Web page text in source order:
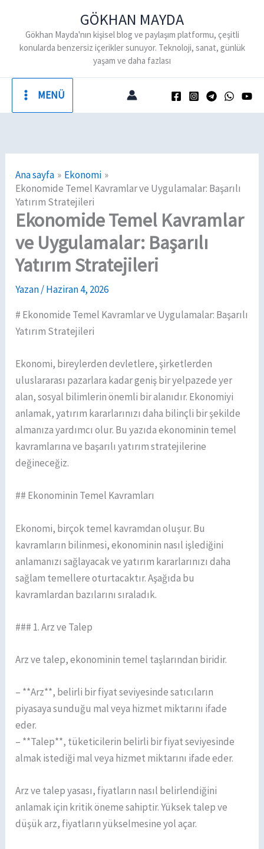
GÖKHAN MAYDA
Gökhan Mayda'nın kişisel blog ve paylaşım platformu, çeşitli
konularda benzersiz içerikler sunuyor. Teknoloji, sanat, günlük
yaşam ve daha fazlası
MENÜ
Ana sayfa
Ekonomi
Ekonomide Temel Kavramlar ve Uygulamalar: Başarılı
Yatırım Stratejileri
Ekonomide Temel Kavramlar
ve Uygulamalar: Başarılı
Yatırım Stratejileri
Yazan/Haziran 4, 2026
# Ekonomide Temel Kavramlar ve Uygulamalar: Başarılı
Yatırım Stratejileri
Ekonomi, bireylerden devletlere, şirketlerden
uluslararası pazarlara kadar geniş bir yelpazede yer
alan, sosyal bilimlerin önemli bir alanıdır. Ekonomiyi
anlamak, yatırım kararlarınızı daha bilinçli bir şekilde
almanıza yardımcı olur. Bu yazıda ekonominin temel
kavramlarına ve başarılı yatırım stratejilerine
değineceğiz.
## Ekonominin Temel Kavramları
Ekonomi, birçok temel kavramdan oluşur. Bu
kavramların bilinmesi, ekonominin nasıl işlediğini
anlamanızı sağlayacak ve yatırım kararlarınızı daha
sağlam temellere oturtacaktır. Aşağıda bu
kavramlardan bazılarını sıraladık.
### 1. Arz ve Talep
Arz ve talep, ekonominin temel taşlarından biridir.
– **Arz**, belirli bir fiyat seviyesinde satıcıların
piyasaya sunduğu mal veya hizmet miktarını ifade
eder.
– **Talep**, tüketicilerin belirli bir fiyat seviyesinde
almak istediği mal veya hizmet miktarını ifade eder.
Arz ve talep yasası, fiyatların nasıl belirlendiğini
anlamak için kritik öneme sahiptir. Yüksek talep ve
düşük arz, fiyatların yükselmesine yol açar.